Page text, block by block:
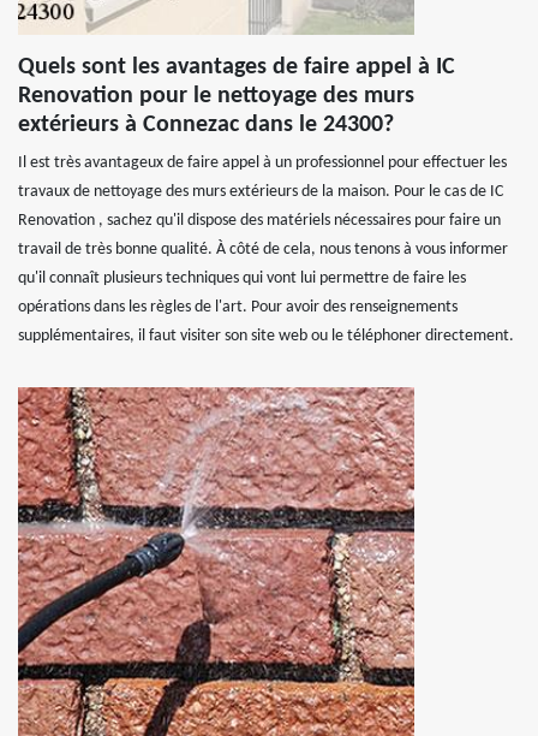
Quels sont les avantages de faire appel à IC
Renovation pour le nettoyage des murs
extérieurs à Connezac dans le 24300?
Il est très avantageux de faire appel à un professionnel pour effectuer les
travaux de nettoyage des murs extérieurs de la maison. Pour le cas de IC
Renovation , sachez qu'il dispose des matériels nécessaires pour faire un
travail de très bonne qualité. À côté de cela, nous tenons à vous informer
qu'il connaît plusieurs techniques qui vont lui permettre de faire les
opérations dans les règles de l'art. Pour avoir des renseignements
supplémentaires, il faut visiter son site web ou le téléphoner directement.